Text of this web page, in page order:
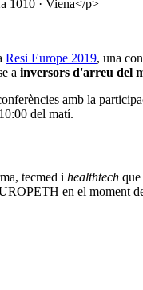
1010 · Viena</p>
Resi Europe 2019, una
a inversors d'arreu del
amb la
del matí.
tecmed i healthtech
en el moment